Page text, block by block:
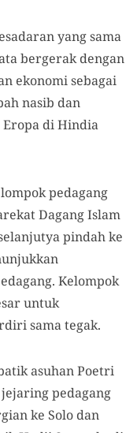
yang sama
bergerak dengan
ekonomi sebagai
nasib dan
di Hindia
pedagang
Dagang Islam
pindah ke
Kelompok
untuk
sama tegak.
asuhan Poetri
pedagang
ke Solo dan